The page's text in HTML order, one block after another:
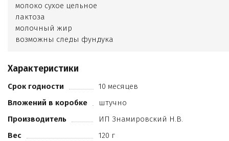
молоко сухое цельное
лактоза
молочный жир
возможны следы фундука
какао продуктов не менее 28%
кандурин
пищевой краситель.
Характеристики
Срок годности
10 месяцев
Вложений в коробке
штучно
Производитель
ИП Знамировский Н.В.
Вес
120 г